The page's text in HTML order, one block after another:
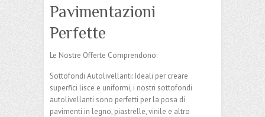
Pavimentazioni
Perfette
Le Nostre Offerte Comprendono:
Sottofondi Autolivellanti: Ideali per creare
superfici lisce e uniformi, i nostri sottofondi
autolivellanti sono perfetti per la posa di
pavimenti in legno, piastrelle, vinile e altro